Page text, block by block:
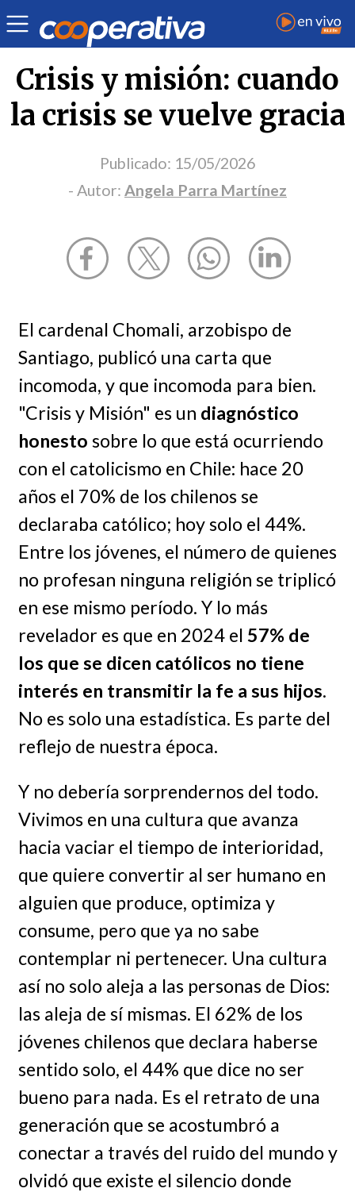
Opinión | Angela Parra Martínez
Crisis y misión: cuando
la crisis se vuelve gracia
Publicado: 15/05/2026
- Autor: Angela Parra Martínez
El cardenal Chomali, arzobispo de
Santiago, publicó una carta que
incomoda, y que incomoda para bien.
"Crisis y Misión" es un diagnóstico
honesto sobre lo que está ocurriendo
con el catolicismo en Chile: hace 20
años el 70% de los chilenos se
declaraba católico; hoy solo el 44%.
Entre los jóvenes, el número de quienes
no profesan ninguna religión se triplicó
en ese mismo período. Y lo más
revelador es que en 2024 el 57% de
los que se dicen católicos no tiene
interés en transmitir la fe a sus hijos.
No es solo una estadística. Es parte del
reflejo de nuestra época.
Y no debería sorprendernos del todo.
Vivimos en una cultura que avanza
hacia vaciar el tiempo de interioridad,
que quiere convertir al ser humano en
alguien que produce, optimiza y
consume, pero que ya no sabe
contemplar ni pertenecer. Una cultura
así no solo aleja a las personas de Dios:
las aleja de sí mismas. El 62% de los
jóvenes chilenos que declara haberse
sentido solo, el 44% que dice no ser
bueno para nada. Es el retrato de una
generación que se acostumbró a
conectar a través del ruido del mundo y
olvidó que existe el silencio donde